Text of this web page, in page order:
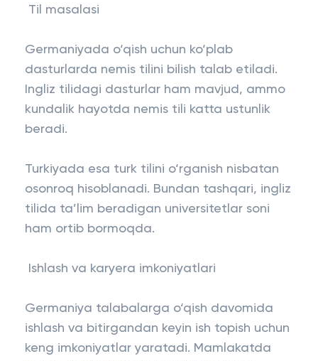
Til masalasi
Germaniyada o‘qish uchun ko‘plab
dasturlarda nemis tilini bilish talab etiladi.
Ingliz tilidagi dasturlar ham mavjud, ammo
kundalik hayotda nemis tili katta ustunlik
beradi.
Turkiyada esa turk tilini o‘rganish nisbatan
osonroq hisoblanadi. Bundan tashqari, ingliz
tilida ta’lim beradigan universitetlar soni
ham ortib bormoqda.
Ishlash va karyera imkoniyatlari
Germaniya talabalarga o‘qish davomida
ishlash va bitirgandan keyin ish topish uchun
keng imkoniyatlar yaratadi. Mamlakatda